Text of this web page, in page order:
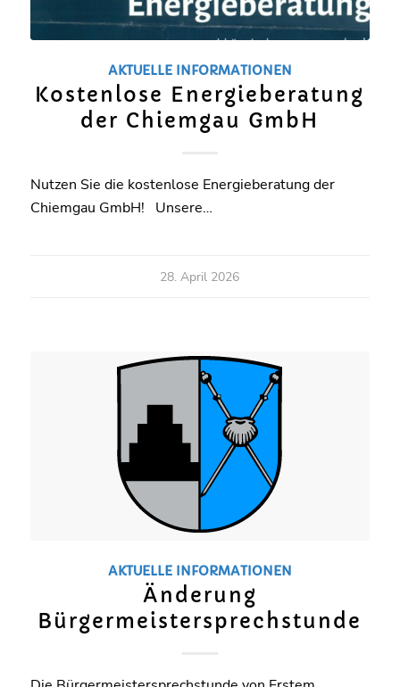
AKTUELLE INFORMATIONEN
Kostenlose Energieberatung
der Chiemgau GmbH
Nutzen Sie die kostenlose Energieberatung der
Chiemgau GmbH! Unsere…
28. April 2026
AKTUELLE INFORMATIONEN
Änderung
Bürgermeistersprechstunde